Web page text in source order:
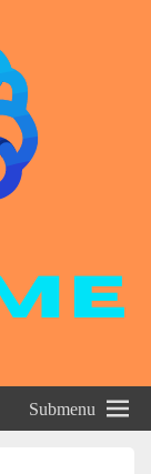
Submenu